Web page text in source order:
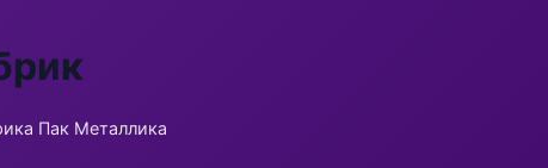
Пак Металлика